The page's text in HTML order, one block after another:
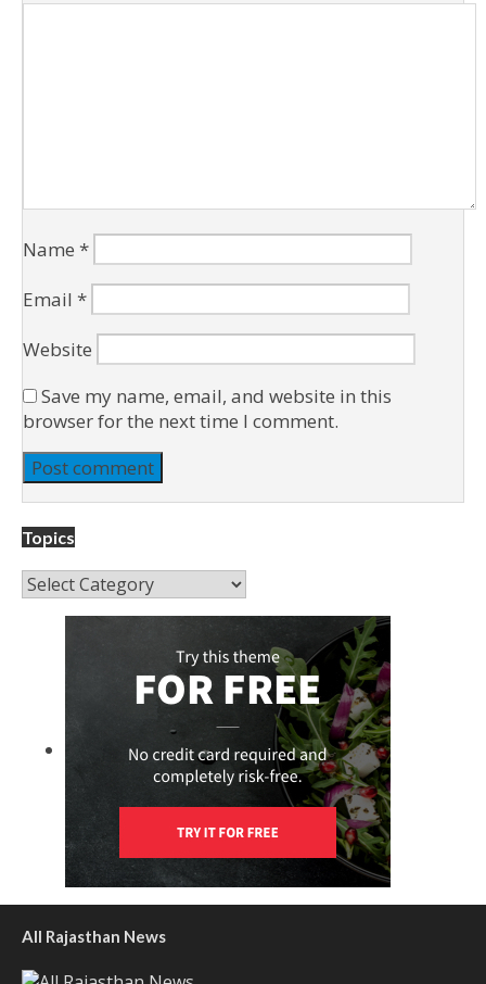
Name *
Email *
Website
Save my name, email, and website in this
browser for the next time I comment.
Topics
Topics
All Rajasthan News